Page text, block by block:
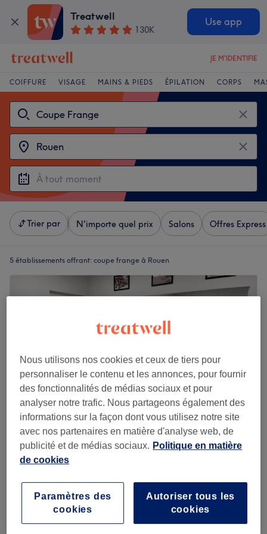
Treatwell
130K
Use app
JE M'IDENTIFIE
COIFFURE VISAGE MAINS & PIEDS ÉPILATION CORPS
Trier par N'importe quel prix Salons Offres Express
5 établissements offrant: coupe frange à Rouen
Belle et Bien
3,6
Head Spa japonais
45 min - 1 h 30 min
à partir de 80 €
Nous utilisons nos cookies et ceux de tiers pour
personnaliser le contenu et les annonces, pour fournir
des fonctionnalités de médias sociaux et pour
analyser notre trafic. Nous partageons également des
informations sur la façon dont vous utilisez notre site
avec nos partenaires en matière d'analyse web, de
publicité et de médias sociaux. Politique en matière
de cookies
Autoriser tous les
cookies
Paramètres des
cookies